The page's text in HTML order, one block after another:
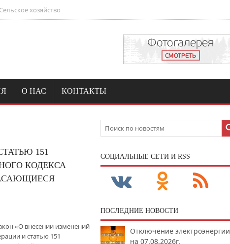
Сельское хозяйство
О НАС КОНТАКТЫ
151
КОДЕКСА
«О внесении изменений
и статью 151
CОЦИАЛЬНЫЕ СЕТИ И RSS
ПОСЛЕДНИЕ НОВОСТИ
Отключение электроэнергии
на 07.08.2026г.